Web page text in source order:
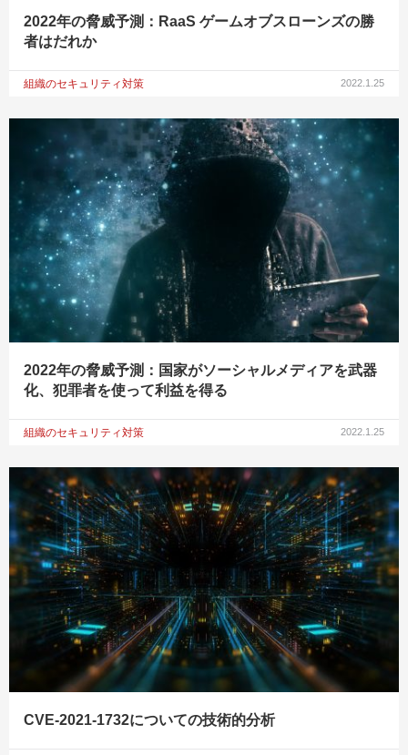
2022年の脅威予測：RaaS ゲームオブスローンズの勝
者はだれか
組織のセキュリティ対策 2022.1.25
2022年の脅威予測：国家がソーシャルメディアを武器
化、犯罪者を使って利益を得る
組織のセキュリティ対策 2022.1.25
CVE-2021-1732についての技術的分析